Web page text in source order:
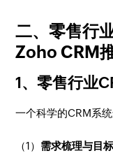
二、零售行
Zoho CRM
1、零售行业
一个科学的CRM系
（1） 需求梳理与目